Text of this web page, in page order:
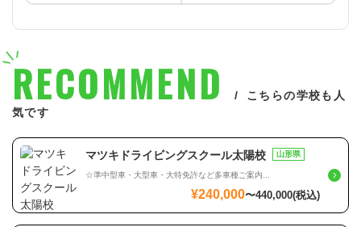
RECOMMEND
こちらの学校も人
気です
山形県
マツキドライビングスクール太陽校
☆準中型車・大型車・大特免許など多車種ご案内...
¥240,000〜440,000(税込)